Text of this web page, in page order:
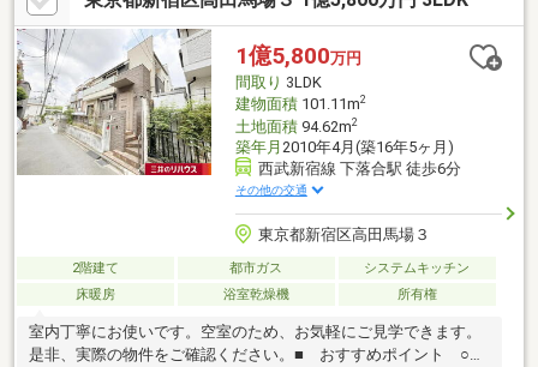
る4LDK。全居室8帖、LDKは24帖超のゆとりある設計です。■雁行
形にお部屋を配した室内は、全室2面採光かつ全室南向きで陽当た
り良好。■シャッター付き車庫2台分ございます。【無料】お車送
迎サービスを実施しております。
1億5,800万円
間取り 3LDK
建物面積101.11m2
土地面積94.62m2
築年月 2010年4月(築16年5ヶ月)
西武新宿線 下落合駅 徒歩6分
その他の交通
東京都新宿区高田馬場３
2階建て 都市ガス
システムキッチン
床暖房
浴室乾燥機 所有権
室内丁寧にお使いです。空室のため、お気軽にご見学できます。
是非、実際の物件をご確認ください。■ おすすめポイント ○複